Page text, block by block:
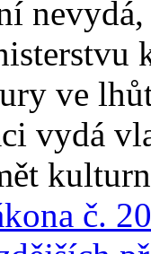
ve
vydá
č.